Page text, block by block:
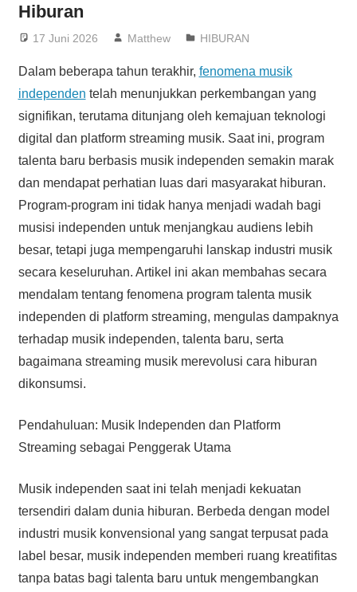
olahraga
Hiburan
17 Juni 2026 Matthew HIBURAN
Dalam beberapa tahun terakhir, fenomena musik
independen telah menunjukkan perkembangan yang
signifikan, terutama ditunjang oleh kemajuan teknologi
digital dan platform streaming musik. Saat ini, program
talenta baru berbasis musik independen semakin marak
dan mendapat perhatian luas dari masyarakat hiburan.
Program-program ini tidak hanya menjadi wadah bagi
musisi independen untuk menjangkau audiens lebih
besar, tetapi juga mempengaruhi lanskap industri musik
secara keseluruhan. Artikel ini akan membahas secara
mendalam tentang fenomena program talenta musik
independen di platform streaming, mengulas dampaknya
terhadap musik independen, talenta baru, serta
bagaimana streaming musik merevolusi cara hiburan
dikonsumsi.
Pendahuluan: Musik Independen dan Platform
Streaming sebagai Penggerak Utama
Musik independen saat ini telah menjadi kekuatan
tersendiri dalam dunia hiburan. Berbeda dengan model
industri musik konvensional yang sangat terpusat pada
label besar, musik independen memberi ruang kreatifitas
tanpa batas bagi talenta baru untuk mengembangkan